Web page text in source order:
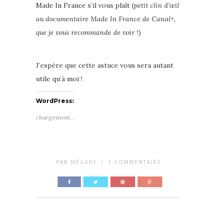
Made In France s’il vous plaît (petit clin d’œil
au documentaire Made In France de Canal+,
que je vous recommande de voir !)
J’espère que cette astuce vous sera autant
utile qu’à moi !
WordPress:
chargement…
PAR MÉGANE / 1 COMMENTAIRE